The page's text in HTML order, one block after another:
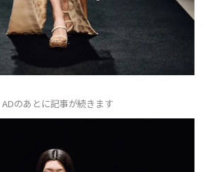
ADのあとに記事が続きます